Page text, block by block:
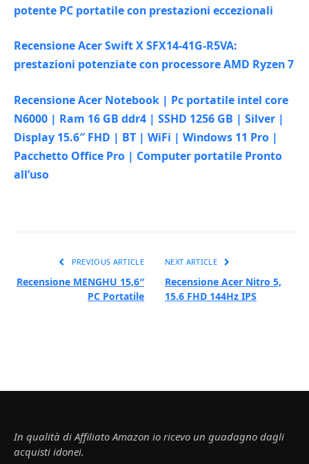
potente PC portatile con prestazioni eccezionali
Recensione Acer Swift X SFX14-41G-R5VA:
prestazioni potenziate con processore AMD Ryzen 7
Recensione Acer Notebook | Pc portatile intel core
N6000 | Ram 16 GB ddr4 | SSHD 1256 GB | Silver |
Display 15.6″ FHD | BT | WiFi | Windows 11 Pro |
Pacchetto Office Pro | Computer portatile Pronto
all’uso
PREVIOUS ARTICLE
Recensione MENGHU 15,6″
PC Portatile
NEXT ARTICLE
Recensione Acer Nitro 5,
15.6 FHD 144Hz IPS
In qualità di Affiliato Amazon io ricevo un guadagno dagli
acquisti idonei.